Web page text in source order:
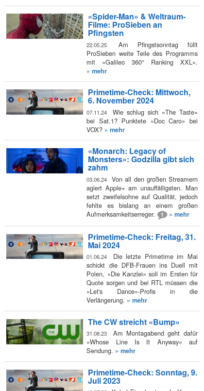
«Spider-Man» & Weltraum-
Filme: ProSieben an
Pfingsten
22.05.25
Am Pfingstsonntag füllt
ProSieben weite Teile des Programms
mit «Galileo 360° Ranking XXL».
» mehr
Primetime-Check: Mittwoch,
6. November 2024
07.11.24
Wie schlug sich «The Taste»
bei Sat.1? Punktete «Doc Caro» bei
VOX? » mehr
«Monarch: Legacy of
Monsters»: Godzilla gibt sich
zahm
03.06.24
Von all den großen Streamern
agiert Apple+ am unauffälligsten. Man
setzt zweifelsohne auf Qualität, jedoch
fehlte es bislang an einem großen
Aufmerksamkeitserreger.
1 » mehr
Primetime-Check: Freitag, 31.
Mai 2024
01.06.24
Die letzte Primetime im Mai
schickt die DFB-Frauen ins Duell mit
Polen, «Die Kanzlei» soll im Ersten für
Quote sorgen und bei RTL müssen die
«Let's Dance»-Profis in die
Verlängerung. » mehr
The CW streicht «Bump»
31.08.23
Am Montagabend geht dafür
«Whose Line Is It Anyway» auf
Sendung. » mehr
Primetime-Check: Sonntag, 9.
Juli 2023